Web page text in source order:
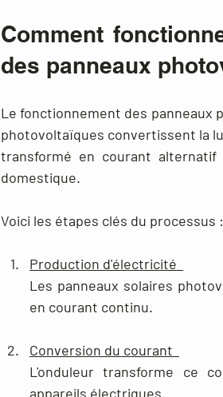
Comment
des panneaux
Le fonctionnement des panneaux
photovoltaïques convertissent la
transformé en courant
domestique.
Voici les étapes clés du processus :
Production d'électricité
Les panneaux solaires
en courant continu.
Conversion du courant
L'onduleur transforme ce
appareils électriques.